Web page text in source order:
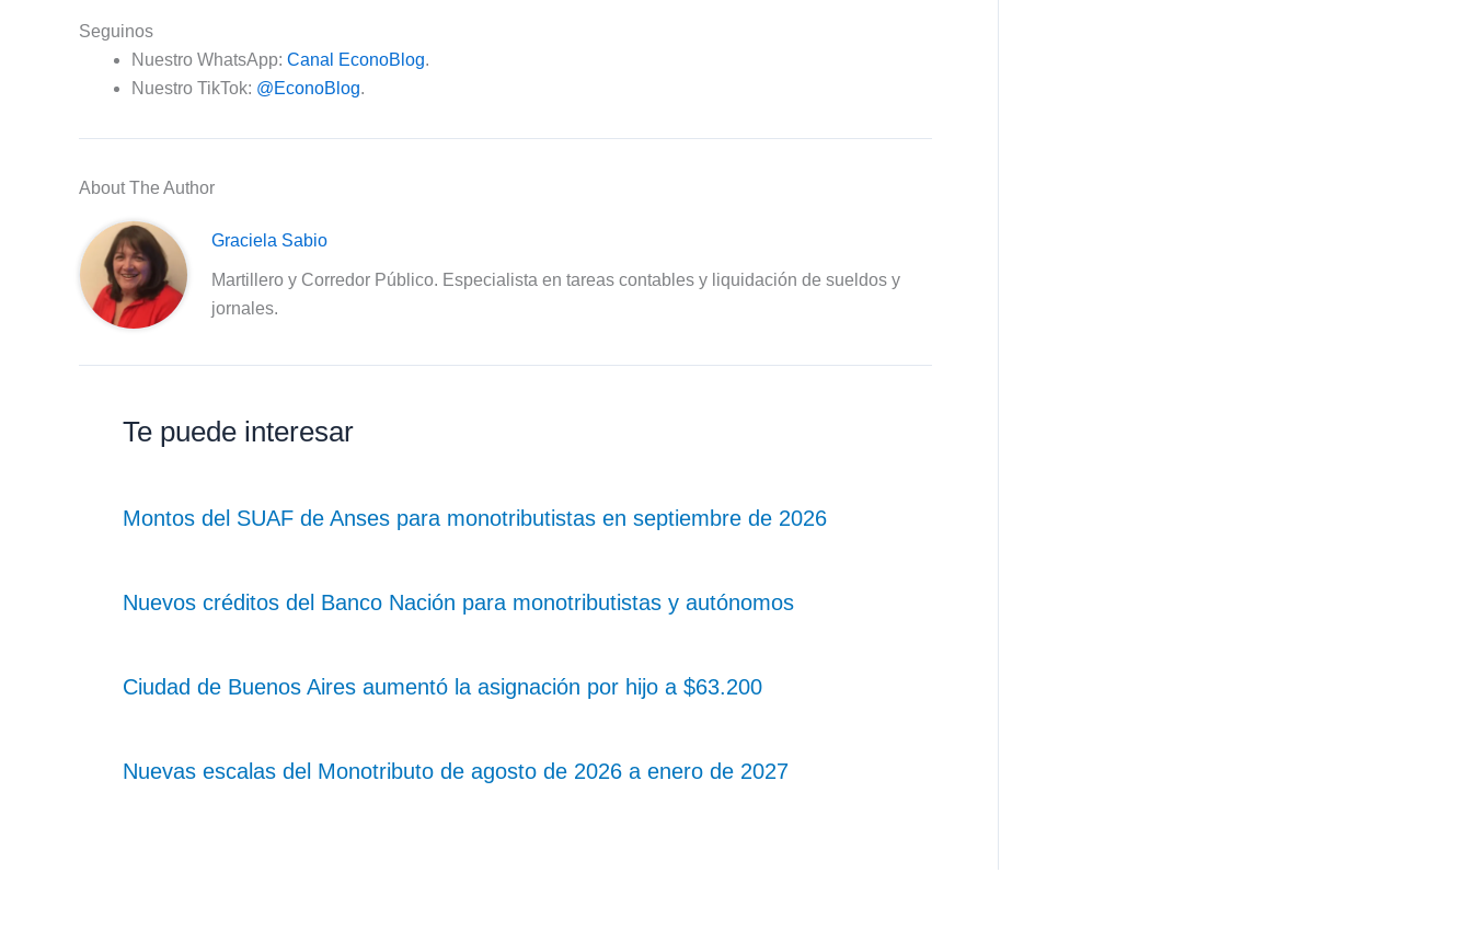
Seguinos
Nuestro WhatsApp: Canal EconoBlog.
Nuestro TikTok: @EconoBlog.
About The Author
Graciela Sabio
Martillero y Corredor Público. Especialista en tareas contables y liquidación de sueldos y
jornales.
Te puede interesar
Montos del SUAF de Anses para monotributistas en septiembre de 2026
Nuevos créditos del Banco Nación para monotributistas y autónomos
Ciudad de Buenos Aires aumentó la asignación por hijo a $63.200
Nuevas escalas del Monotributo de agosto de 2026 a enero de 2027